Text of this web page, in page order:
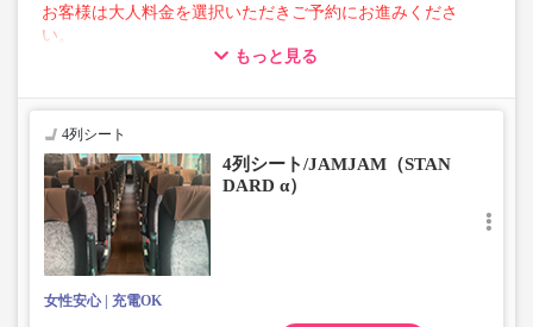
お客様は大人料金を選択いただきご予約にお進みくださ
い。
■トランクにてお預かりできる荷物
・3辺合計160cm以内、かつ10kg以下のものをおひとり様1
■お預かりできない荷物（貴重品以外は車内持ち込みも不
可）
楽器・自転車（折りたたみ含む）・ボード等の大きな荷
物、壊れ物、危険物、貴重品、ペット、
上記「トランクにてお預かりできる荷物」の条件を満たさ
もっと見る
4列シート
4列シート/JAMJAM（STAN
DARD α）
女性安心 充電OK